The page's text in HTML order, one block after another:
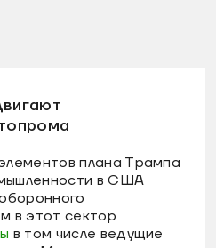
плана Трампа
в США
в этот сектор
в том числе ведущие